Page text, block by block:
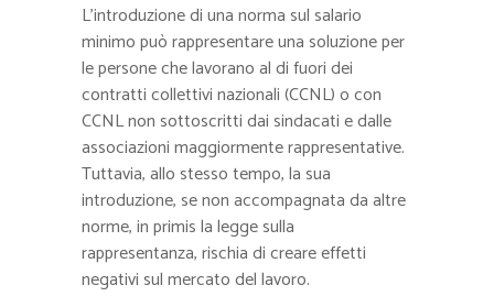
L’introduzione di una norma sul salario
minimo può rappresentare una soluzione per
le persone che lavorano al di fuori dei
contratti collettivi nazionali (CCNL) o con
CCNL non sottoscritti dai sindacati e dalle
associazioni maggiormente rappresentative.
Tuttavia, allo stesso tempo, la sua
introduzione, se non accompagnata da altre
norme, in primis la legge sulla
rappresentanza, rischia di creare effetti
negativi sul mercato del lavoro.